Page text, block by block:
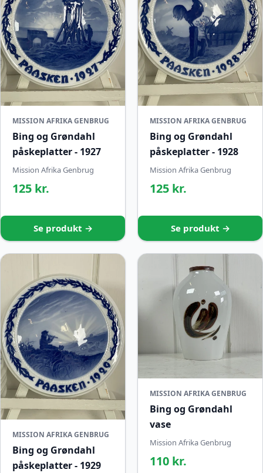
MISSION AFRIKA GENBRUG
Bing og Grøndahl
påskeplatter - 1927
Mission Afrika Genbrug
125 kr.
Se produkt →
MISSION AFRIKA GENBRUG
Bing og Grøndahl
påskeplatter - 1928
Mission Afrika Genbrug
125 kr.
Se produkt →
MISSION AFRIKA GENBRUG
Bing og Grøndahl
påskeplatter - 1929
MISSION AFRIKA GENBRUG
Bing og Grøndahl
vase
Mission Afrika Genbrug
110 kr.